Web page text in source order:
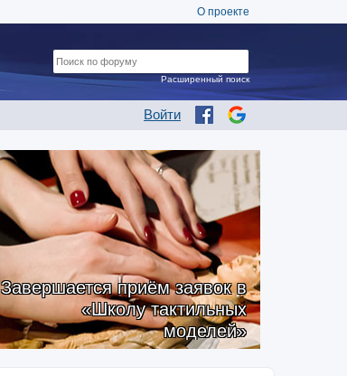
О проекте
Войти
Расширенный поиск
Завершается приём заявок в
«Школу тактильных
моделей»